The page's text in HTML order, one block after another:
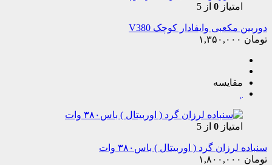
امتیاز 0 از 5
دوربین مکعبی وایفادار کوچک V380
تومان
مقایسه
امتیاز 0 از 5
سنباده لرزان گرد ( اوربیتال ) باس۳۸۰ وات
تومان